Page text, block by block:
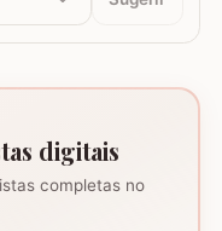
digitais
completas no